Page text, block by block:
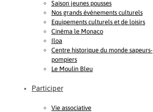
Saison jeunes pousses
Nos grands événements culturels
Equipements culturels et de loisirs
Cinéma le Monaco
Iloa
Centre historique du monde sapeurs-
pompiers
Le Moulin Bleu
Participer
Vie associative